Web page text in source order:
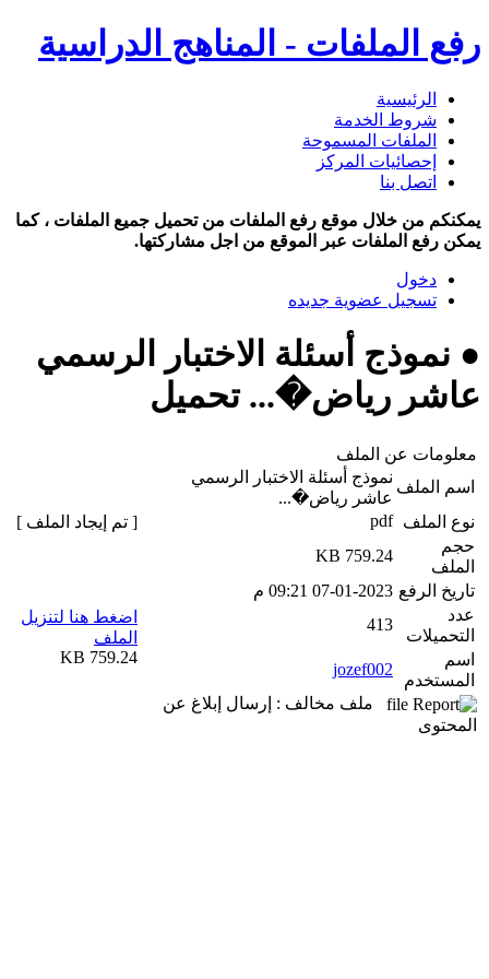
رفع الملفات - المناهج الدراسية
الرئيسية
شروط الخدمة
الملفات المسموحة
إحصائيات المركز
اتصل بنا
يمكنكم من خلال موقع رفع الملفات من تحميل جميع الملفات ، كما
يمكن رفع الملفات عبر الموقع من اجل مشاركتها.
دخول
تسجيل عضوية جديده
● نموذج أسئلة الاختبار الرسمي
عاشر رياض�... تحميل
معلومات عن الملف
اسم الملف
نموذج أسئلة الاختبار الرسمي
عاشر رياض�...
نوع الملف pdf
حجم
الملف
759.24 KB
تاريخ الرفع 07-01-2023 09:21 م
عدد
التحميلات
413
اسم
المستخدم
jozef002
ملف مخالف : إرسال إبلاغ عن
المحتوى
[ تم إيجاد الملف ]
اضغط هنا لتنزيل
الملف
759.24 KB